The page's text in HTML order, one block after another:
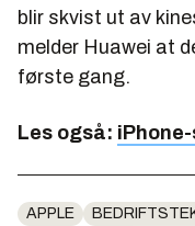
blir skvist ut av
melder Huawei at
første gang.
Les også:
APPLE